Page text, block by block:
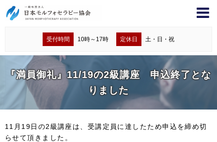
受付時間 10時～17時 定休日 土・日・祝
『満員御礼』11/19の2級講座 申込終了とな
りました
11月19日の2級講座は、受講定員に達したため申込を締め切
らせて頂きました。